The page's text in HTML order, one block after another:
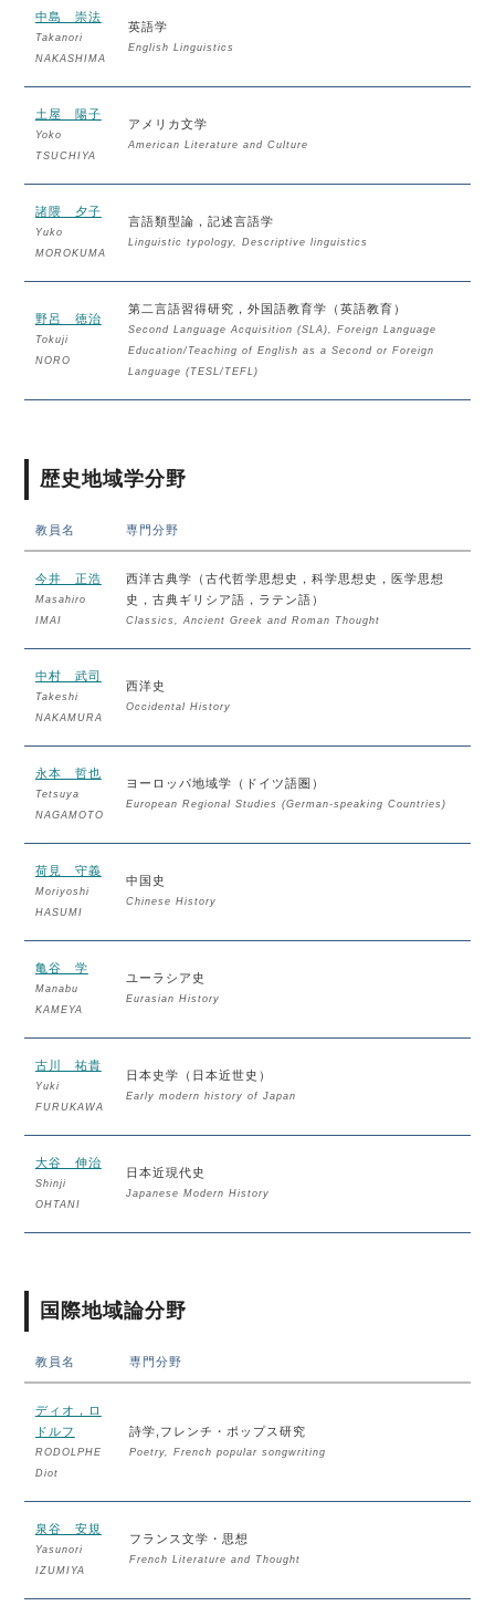
中島 崇法
Takanori
NAKASHIMA
英語学
English Linguistics
土屋 陽子
Yoko
TSUCHIYA
アメリカ文学
American Literature and Culture
諸隈 夕子
Yuko
MOROKUMA
言語類型論，記述言語学
Linguistic typology, Descriptive linguistics
野呂 徳治
Tokuji
NORO
第二言語習得研究，外国語教育学（英語教育）
Second Language Acquisition (SLA), Foreign Language
Education/Teaching of English as a Second or Foreign
Language (TESL/TEFL)
歴史地域学分野
教員名 専門分野
今井 正浩
Masahiro
IMAI
西洋古典学（古代哲学思想史，科学思想史，医学思想
史，古典ギリシア語，ラテン語）
Classics, Ancient Greek and Roman Thought
中村 武司
Takeshi
NAKAMURA
西洋史
Occidental History
永本 哲也
Tetsuya
NAGAMOTO
ヨーロッパ地域学（ドイツ語圏）
European Regional Studies (German-speaking Countries)
荷見 守義
Moriyoshi
HASUMI
中国史
Chinese History
亀谷 学
Manabu
KAMEYA
ユーラシア史
Eurasian History
古川 祐貴
Yuki
FURUKAWA
日本史学（日本近世史）
Early modern history of Japan
大谷 伸治
Shinji
OHTANI
日本近現代史
Japanese Modern History
国際地域論分野
教員名 専門分野
ディオ，ロ
ドルフ
RODOLPHE
Diot
詩学,フレンチ・ポップス研究
Poetry, French popular songwriting
泉谷 安規
Yasunori
IZUMIYA
フランス文学・思想
French Literature and Thought